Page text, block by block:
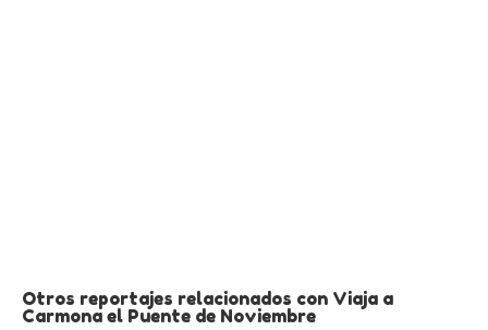
Otros reportajes relacionados con Viaja a
Carmona el Puente de Noviembre